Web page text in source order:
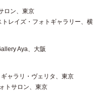
ロン、東京
トレイズ・フォトギャラリー、横
Aya、大阪
ャラリ・ヴェリタ、東京
トサロン、東京